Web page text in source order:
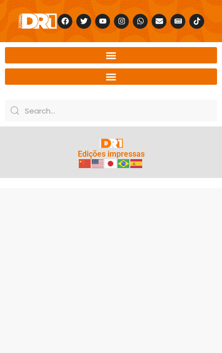
Edições impressas